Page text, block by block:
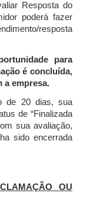
Resposta do
poderá fazer
resposta
para
é concluída,
a empresa.
de 20 dias, sua
de “Finalizada
sua avaliação,
sido encerrada
OU